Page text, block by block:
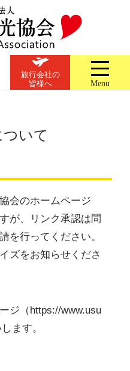
旅行会社の
皆様へ
Menu
いて
会のホームページ
が、リンク承認は問
を行ってください。
ズをお知らせくださ
ジ（https://www.usu
ます。